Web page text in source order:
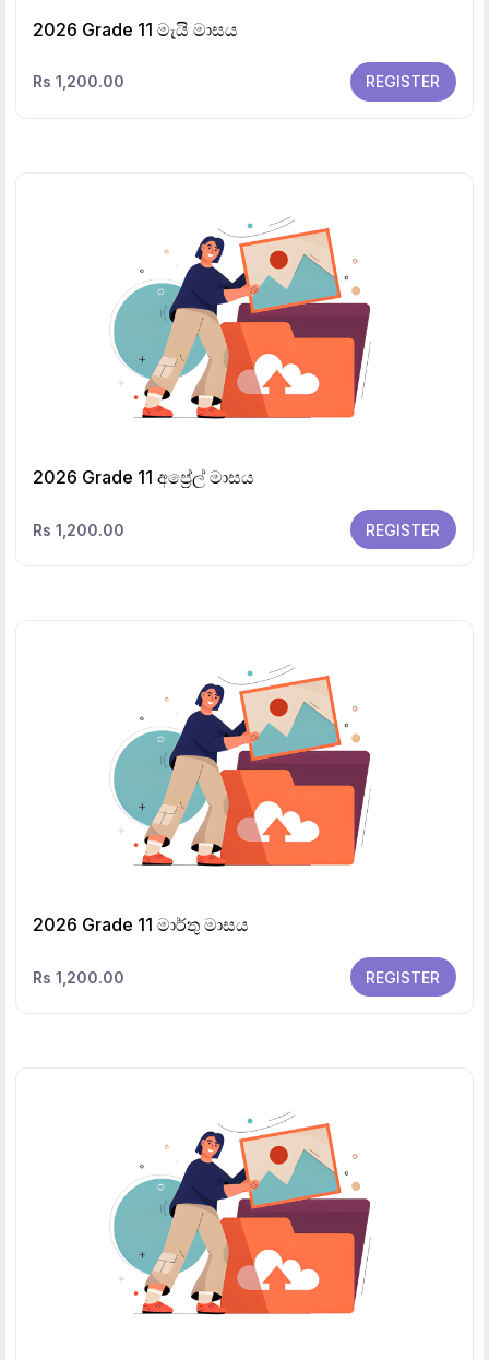
2026 Grade 11 මැයි මාසය
Rs 1,200.00 REGISTER
2026 Grade 11 අප්‍රේල් මාසය
Rs 1,200.00 REGISTER
2026 Grade 11 මාර්තු මාසය
Rs 1,200.00 REGISTER